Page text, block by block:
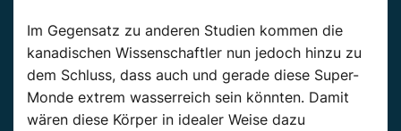
Im Gegensatz zu anderen Studien kommen die
kanadischen Wissenschaftler nun jedoch hinzu zu
dem Schluss, dass auch und gerade diese Super-
Monde extrem wasserreich sein könnten. Damit
wären diese Körper in idealer Weise dazu